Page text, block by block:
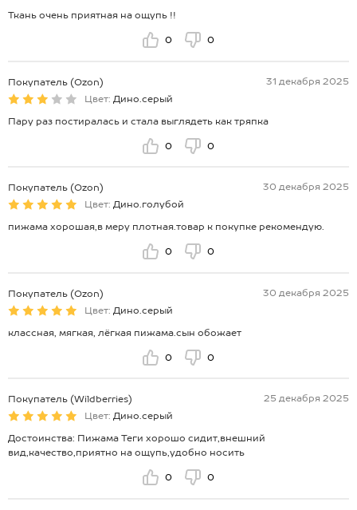
Ткань очень приятная на ощупь !!
0 0
Покупатель (Ozon)
31 декабря 2025
Цвет: Дино.серый
Пару раз постиралась и стала выглядеть как тряпка
0 0
Покупатель (Ozon)
30 декабря 2025
Цвет: Дино.голубой
пижама хорошая,в меру плотная.товар к покупке рекомендую.
0 0
Покупатель (Ozon)
30 декабря 2025
Цвет: Дино.серый
классная, мягкая, лёгкая пижама.сын обожает
0 0
Покупатель (Wildberries)
25 декабря 2025
Цвет: Дино.серый
Достоинства: Пижама Теги хорошо сидит,внешний
вид,качество,приятно на ощупь,удобно носить
0 0